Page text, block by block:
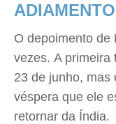
O depoimento de
vezes. A primeira
23 de junho, mas
véspera que ele
retornar da Índia.